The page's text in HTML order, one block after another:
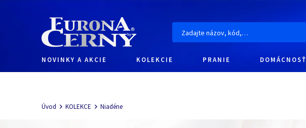
NOVINKY A AKCIE KOLEKCIE PRANIE DOMÁCNOSŤ
Navigácia
Úvod KOLEKCE Niadéne